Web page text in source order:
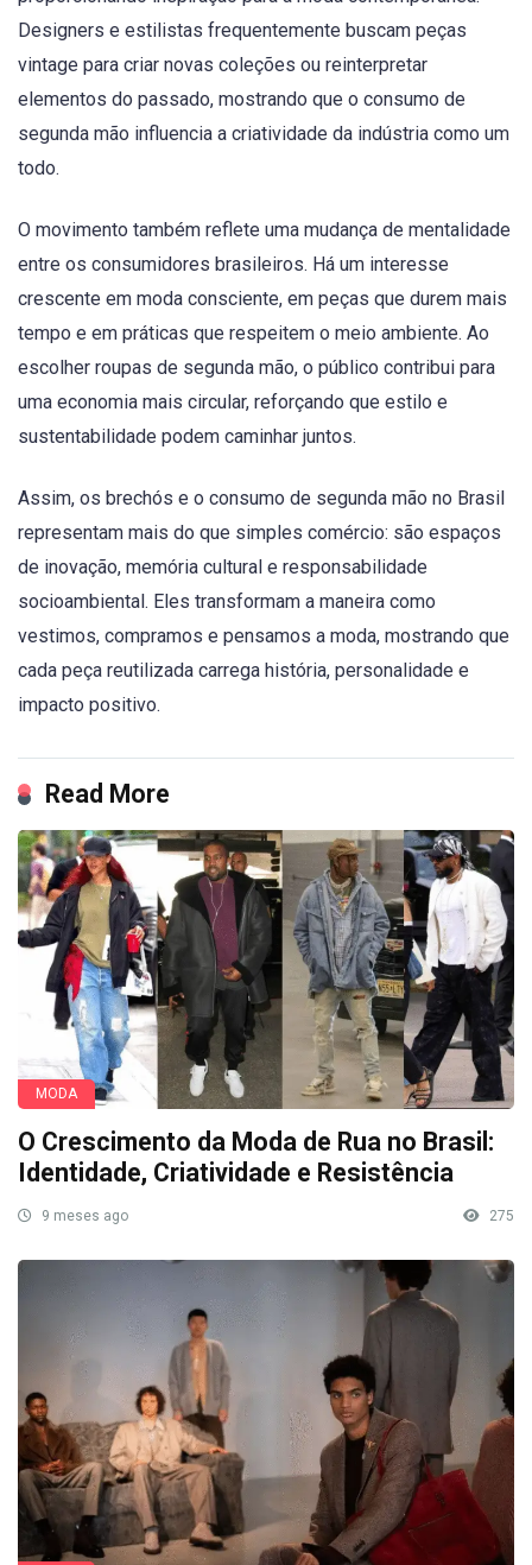
Designers e estilistas frequentemente buscam peças
vintage para criar novas coleções ou reinterpretar
elementos do passado, mostrando que o consumo de
segunda mão influencia a criatividade da indústria como um
todo.
O movimento também reflete uma mudança de mentalidade
entre os consumidores brasileiros. Há um interesse
crescente em moda consciente, em peças que durem mais
tempo e em práticas que respeitem o meio ambiente. Ao
escolher roupas de segunda mão, o público contribui para
uma economia mais circular, reforçando que estilo e
sustentabilidade podem caminhar juntos.
Assim, os brechós e o consumo de segunda mão no Brasil
representam mais do que simples comércio: são espaços
de inovação, memória cultural e responsabilidade
socioambiental. Eles transformam a maneira como
vestimos, compramos e pensamos a moda, mostrando que
cada peça reutilizada carrega história, personalidade e
impacto positivo.
Read More
MODA
O Crescimento da Moda de Rua no Brasil:
Identidade, Criatividade e Resistência
9 meses ago 275